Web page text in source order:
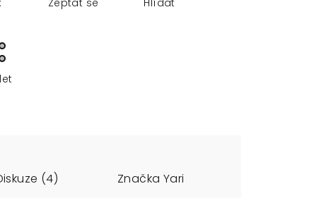
Zeptat se Hlídat
(4) Značka Yari